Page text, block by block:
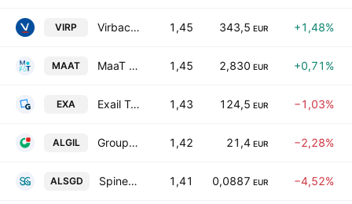
VIRP Virbac SA 1,45 343,5 EUR +1,48%
MAAT MaaT Pharma 1,45 2,830 EUR +0,71%
EXA Exail Technologies SA 1,43 124,5 EUR −1,03%
ALGIL Groupe Guillin SA 1,42 21,4 EUR −2,28%
ALSGD SpineGuard 1,41 0,0887 EUR −4,52%